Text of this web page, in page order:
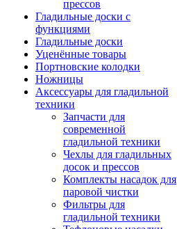
прессов
Гладильные доски с
функциями
Гладильные доски
Уценённые товары
Портновские колодки
Ножницы
Аксессуары для гладильной
техники
Запчасти для
современной
гладильной техники
Чехлы для гладильных
досок и прессов
Комплекты насадок для
паровой чистки
Фильтры для
гладильной техники